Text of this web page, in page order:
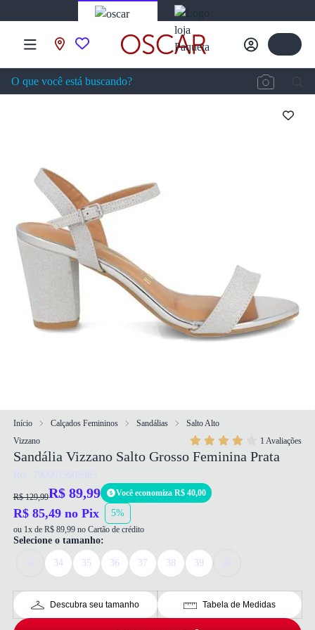
Início Calçados Femininos Sandálias
Salto Alto
Vizzano
1 Avaliações
Sandália Vizzano Salto Grosso Feminina Prata
Ref: 7900015905983
R$ 129,99R$ 89,99 Você economiza R$ 40,00
R$ 85,49 no Pix 5%
ou 1x de R$ 89,99 no Cartão de crédito
Selecione o tamanho:
34 35 36 37 38 39
Descubra seu tamanho Tabela de Medidas